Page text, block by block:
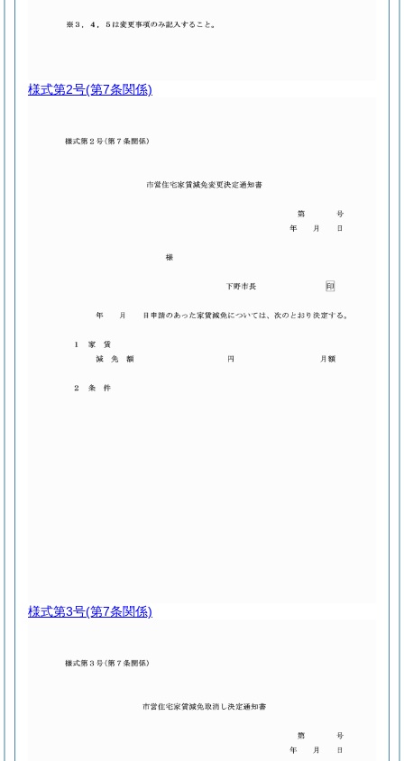
様式第2号(第7条関係)
様式第3号(第7条関係)